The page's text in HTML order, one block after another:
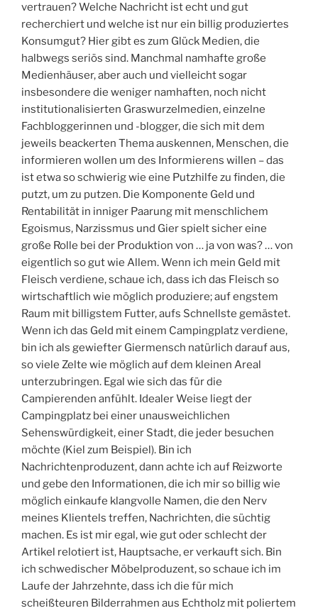
vertrauen? Welche Nachricht ist echt und gut
recherchiert und welche ist nur ein billig produziertes
Konsumgut? Hier gibt es zum Glück Medien, die
halbwegs seriös sind. Manchmal namhafte große
Medienhäuser, aber auch und vielleicht sogar
insbesondere die weniger namhaften, noch nicht
institutionalisierten Graswurzelmedien, einzelne
Fachbloggerinnen und -blogger, die sich mit dem
jeweils beackerten Thema auskennen, Menschen, die
informieren wollen um des Informierens willen – das
ist etwa so schwierig wie eine Putzhilfe zu finden, die
putzt, um zu putzen. Die Komponente Geld und
Rentabilität in inniger Paarung mit menschlichem
Egoismus, Narzissmus und Gier spielt sicher eine
große Rolle bei der Produktion von … ja von was? … von
eigentlich so gut wie Allem. Wenn ich mein Geld mit
Fleisch verdiene, schaue ich, dass ich das Fleisch so
wirtschaftlich wie möglich produziere; auf engstem
Raum mit billigstem Futter, aufs Schnellste gemästet.
Wenn ich das Geld mit einem Campingplatz verdiene,
bin ich als gewiefter Giermensch natürlich darauf aus,
so viele Zelte wie möglich auf dem kleinen Areal
unterzubringen. Egal wie sich das für die
Campierenden anfühlt. Idealer Weise liegt der
Campingplatz bei einer unausweichlichen
Sehenswürdigkeit, einer Stadt, die jeder besuchen
möchte (Kiel zum Beispiel). Bin ich
Nachrichtenproduzent, dann achte ich auf Reizworte
und gebe den Informationen, die ich mir so billig wie
möglich einkaufe klangvolle Namen, die den Nerv
meines Klientels treffen, Nachrichten, die süchtig
machen. Es ist mir egal, wie gut oder schlecht der
Artikel relotiert ist, Hauptsache, er verkauft sich. Bin
ich schwedischer Möbelproduzent, so schaue ich im
Laufe der Jahrzehnte, dass ich die für mich
scheißteuren Bilderrahmen aus Echtholz mit poliertem